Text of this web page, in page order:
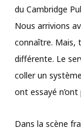
du Cambridge
Nous arrivions
connaître. Mais,
différente. Le
coller un
ont essayé n’ont
Dans la scène